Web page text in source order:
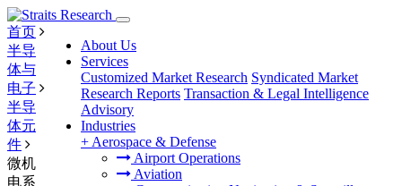
About Us
Services
Customized Market Research Syndicated Market
Research Reports Transaction & Legal Intelligence
Advisory
Industries
+ Aerospace & Defense
Airport Operations
Aviation
首页
半导
体与
电子
半导
体元
件
微机
电系